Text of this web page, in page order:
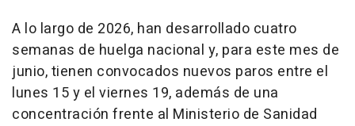
A lo largo de 2026, han desarrollado cuatro
semanas de huelga nacional y, para este mes de
junio, tienen convocados nuevos paros entre el
lunes 15 y el viernes 19, además de una
concentración frente al Ministerio de Sanidad